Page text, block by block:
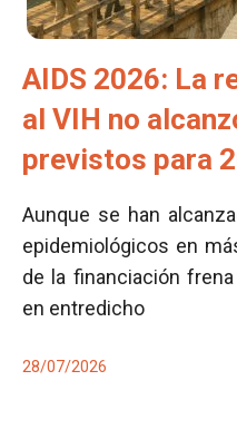
AIDS 2026: La
al VIH no
previstos para
Aunque se han
epidemiológicos en
de la financiación
en entredicho
28/07/2026